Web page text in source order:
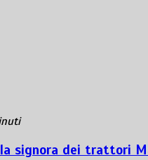
la signora dei trattori